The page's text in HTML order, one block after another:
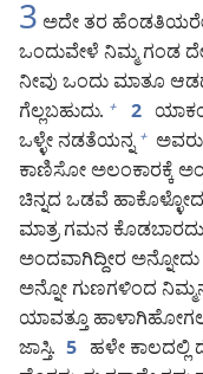
3 ಅದೇ ತರ
ಒಂದುವೇಳೆ ನಿಮ್ಮ ಗಂಡ
ನೀವು ಒಂದು ಮಾತೂ
ಗೆಲ್ಲಬಹುದು. + 2
ಒಳ್ಳೇ ನಡತೆಯನ್ನ +
ಕಾಣಿಸೋ ಅಲಂಕಾರಕ್ಕೆ
ಚಿನ್ನದ ಒಡವೆ
ಮಾತ್ರ ಗಮನ
ಅಂದವಾಗಿದ್ದೀರ
ಅನ್ನೋ ಗುಣಗಳಿಂದ
ಯಾವತ್ತೂ
ಜಾಸ್ತಿ. 5 ಹಳೇ ಕಾಲದಲ್ಲಿ